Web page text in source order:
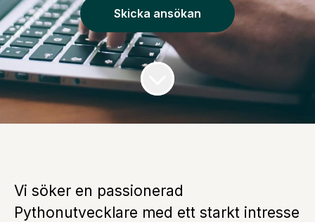
Skicka ansökan
Vi söker en passionerad
Pythonutvecklare med ett starkt intresse